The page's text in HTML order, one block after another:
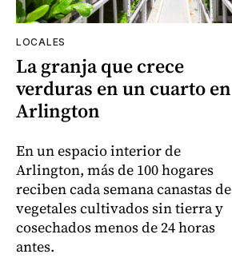
LOCALES
La granja que crece
verduras en un cuarto en
Arlington
En un espacio interior de
Arlington, más de 100 hogares
reciben cada semana canastas de
vegetales cultivados sin tierra y
cosechados menos de 24 horas
antes.